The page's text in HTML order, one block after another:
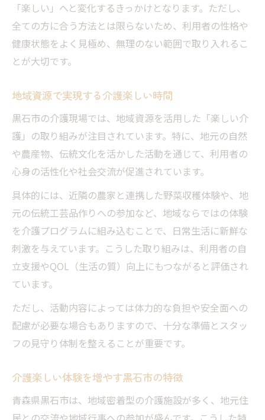
「楽しい」へと変化するきっかけとなります。ただし、
全ての方に合う方法とは限らないため、利用者の性格や
健康状態をよく見極め、無理のない範囲で取り入れるこ
とが大切です。
地域資源で実現する介護楽しい時間
黒石市の介護現場では、地域資源を活用した「楽しい介
護」の取り組みが注目されています。特に、地元の自然
や農産物、伝統文化を活かした活動を通じて、利用者の
心身の活性化や社会交流が促進されています。
具体的には、近隣の農家と連携した野菜収穫体験や、地
元の伝統工芸品作りへの参加など、地域ならではの体験
を介護プログラムに組み込むことで、日常生活に新鮮な
刺激を与えています。こうした取り組みは、利用者の自
立支援やQOL（生活の質）向上にもつながると評価され
ています。
ただし、活動内容によっては体力的な負担や安全面への
配慮が必要な場合もありますので、十分な準備とスタッ
フの見守り体制を整えることが重要です。
介護楽しい体験を増やす黒石市の特徴
青森県黒石市は、地域密着型の介護施設が多く、地元住